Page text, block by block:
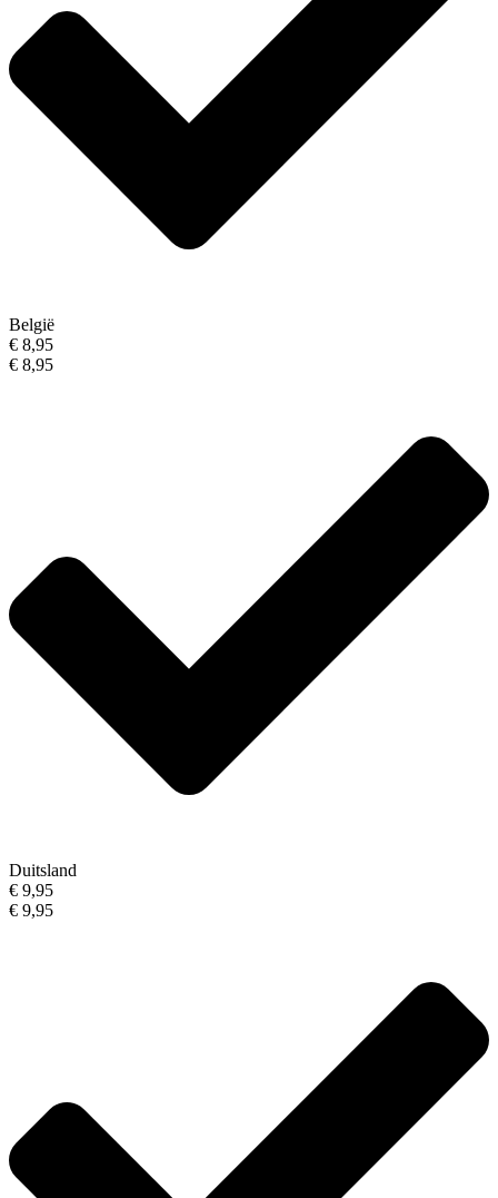
België
€ 8,95
€ 8,95
Duitsland
€ 9,95
€ 9,95